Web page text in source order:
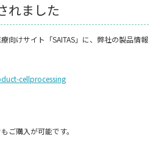
れました
向けサイト「SAITAS」に、弊社の製品情報
cellprocessing
ご購入が可能です。